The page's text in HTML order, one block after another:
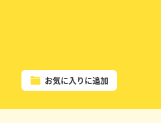
お気に入りに追加